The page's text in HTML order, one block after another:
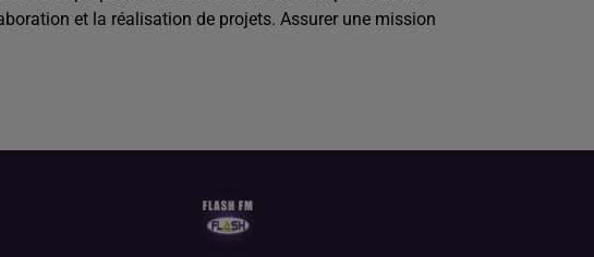
et la réalisation de projets. Assurer une mission